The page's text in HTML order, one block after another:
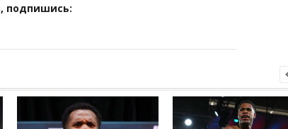
подпишись: